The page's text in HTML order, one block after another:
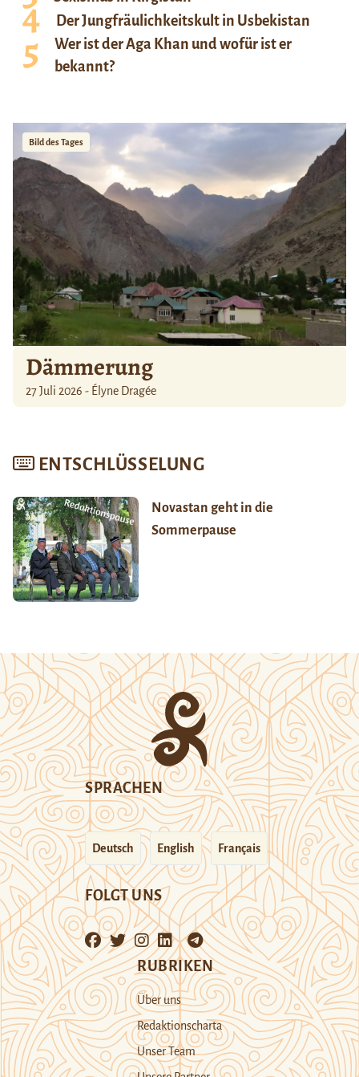
Der Jungfräulichkeitskult in Usbekistan
Wer ist der Aga Khan und wofür ist er
bekannt?
Bild des Tages
Dämmerung
27 Juli 2026 - Élyne Dragée
ENTSCHLÜSSELUNG
Novastan geht in die
Sommerpause
SPRACHEN
Deutsch English Français
FOLGT UNS
RUBRIKEN
Über uns
Redaktionscharta
Unser Team